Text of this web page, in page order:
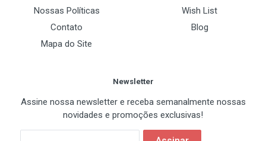
Nossas Políticas
Contato
Mapa do Site
Wish List
Blog
Newsletter
Assine nossa newsletter e receba semanalmente nossas
novidades e promoções exclusivas!